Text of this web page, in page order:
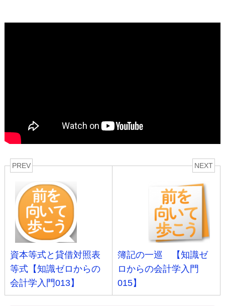
PREV
資本等式と貸借対照表
等式【知識ゼロからの
会計学入門013】
NEXT
簿記の一巡 【知識ゼ
ロからの会計学入門
015】